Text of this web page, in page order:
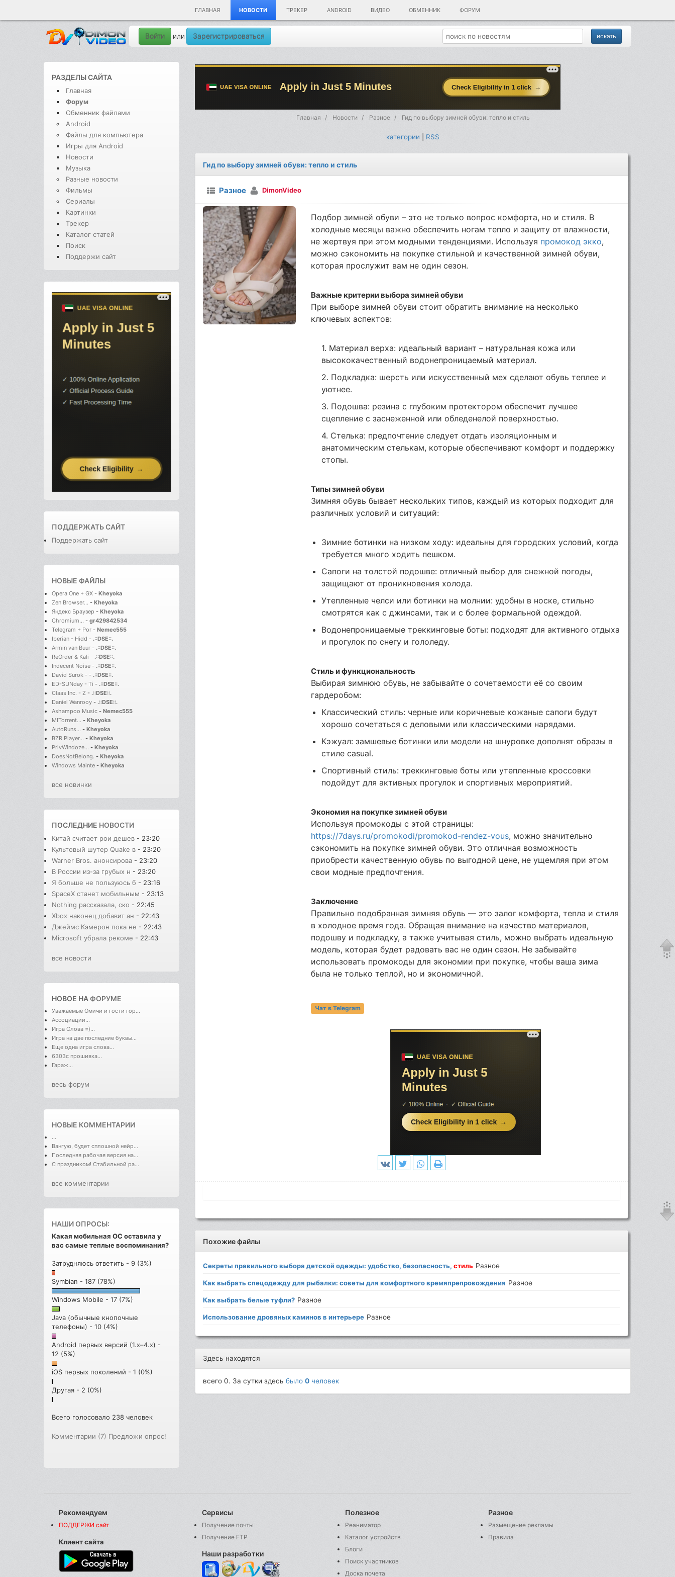
ГЛАВНАЯ НОВОСТИ ТРЕКЕР ANDROID ВИДЕО ОБМЕННИК ФОРУМ
Войти или Зарегистрироваться
РАЗДЕЛЫ САЙТА
Главная
Форум
Обменник файлами
Android
Файлы для компьютера
Игры для Android
Новости
Музыка
Разные новости
Фильмы
Сериалы
Картинки
Трекер
Каталог статей
Поиск
Поддержи сайт
ПОДДЕРЖАТЬ САЙТ
Поддержать сайт
НОВЫЕ ФАЙЛЫ
Opera One + GX - Kheyoka
Zen Browser... - Kheyoka
Яндекс Браузер - Kheyoka
Chromium... - gr429842534
Telegram + Por - Nemec555
Iberian - Hidd - .::DSE::.
Armin van Buur - .::DSE::.
ReOrder & Kali - .::DSE::.
Indecent Noise - .::DSE::.
David Surok - - .::DSE::.
ED-SUNday - Ti - .::DSE::.
Claas Inc. - Z - .::DSE::.
Daniel Wanrooy - .::DSE::.
Ashampoo Music - Nemec555
MITorrent... - Kheyoka
AutoRuns... - Kheyoka
BZR Player... - Kheyoka
PrivWindoze... - Kheyoka
DoesNotBelong. - Kheyoka
Windows Mainte - Kheyoka
все новинки
ПОСЛЕДНИЕ НОВОСТИ
Китай считает рои дешев - 23:20
Культовый шутер Quake в - 23:20
Warner Bros. анонсирова - 23:20
В России из-за грубых н - 23:20
Я больше не пользуюсь б - 23:16
SpaceX станет мобильным - 23:13
Nothing рассказала, ско - 22:45
Xbox наконец добавит ан - 22:43
Джеймс Кэмерон пока не - 22:43
Microsoft убрала рекоме - 22:43
все новости
НОВОЕ НАФОРУМЕ
Уважаемые Омичи и гости гор...
Ассоциации...
Игра Слова =)...
Игра на две последние буквы...
Еще одна игра слова...
6303с прошивка...
Гараж...
весь форум
НОВЫЕ КОММЕНТАРИИ
...
Вангую, будет сплошной нейр...
Последняя рабочая версия на...
С праздником! Стабильной ра...
все комментарии
НАШИ ОПРОСЫ:
Какая мобильная ОС оставила у
вас самые теплые воспоминания?
Затрудняюсь ответить - 9 (3%)
Symbian - 187 (78%)
Windows Mobile - 17 (7%)
Java (обычные кнопочные
телефоны) - 10 (4%)
Android первых версий (1.x–4.x) -
12 (5%)
iOS первых поколений - 1 (0%)
Другая - 2 (0%)
Всего голосовало 238 человек
Комментарии (7) Предложи опрос!
Главная Новости Разное Гид по выбору зимней обуви: тепло и стиль
категории RSS
Гид по выбору зимней обуви: тепло и стиль
Разное DimonVideo
Подбор зимней обуви – это не только вопрос комфорта, но и стиля. В
холодные месяцы важно обеспечить ногам тепло и защиту от влажности,
не жертвуя при этом модными тенденциями. Используя промокод экко,
можно сэкономить на покупке стильной и качественной зимней обуви,
которая прослужит вам не один сезон.
Важные критерии выбора зимней обуви
При выборе зимней обуви стоит обратить внимание на несколько
ключевых аспектов:
1. Материал верха: идеальный вариант – натуральная кожа или
высококачественный водонепроницаемый материал.
2. Подкладка: шерсть или искусственный мех сделают обувь теплее и
уютнее.
3. Подошва: резина с глубоким протектором обеспечит лучшее
сцепление с заснеженной или обледенелой поверхностью.
4. Стелька: предпочтение следует отдать изоляционным и
анатомическим стелькам, которые обеспечивают комфорт и поддержку
стопы.
Типы зимней обуви
Зимняя обувь бывает нескольких типов, каждый из которых подходит для
различных условий и ситуаций:
Зимние ботинки на низком ходу: идеальны для городских условий, когда
требуется много ходить пешком.
Сапоги на толстой подошве: отличный выбор для снежной погоды,
защищают от проникновения холода.
Утепленные челси или ботинки на молнии: удобны в носке, стильно
смотрятся как с джинсами, так и с более формальной одеждой.
Водонепроницаемые треккинговые боты: подходят для активного отдыха
и прогулок по снегу и гололеду.
Стиль и функциональность
Выбирая зимнюю обувь, не забывайте о сочетаемости её со своим
гардеробом:
Классический стиль: черные или коричневые кожаные сапоги будут
хорошо сочетаться с деловыми или классическими нарядами.
Кэжуал: замшевые ботинки или модели на шнуровке дополнят образы в
стиле casual.
Спортивный стиль: треккинговые боты или утепленные кроссовки
подойдут для активных прогулок и спортивных мероприятий.
Экономия на покупке зимней обуви
Используя промокоды с этой страницы:
https://7days.ru/promokodi/promokod-rendez-vous, можно значительно
сэкономить на покупке зимней обуви. Это отличная возможность
приобрести качественную обувь по выгодной цене, не ущемляя при этом
свои модные предпочтения.
Заключение
Правильно подобранная зимняя обувь — это залог комфорта, тепла и стиля
в холодное время года. Обращая внимание на качество материалов,
подошву и подкладку, а также учитывая стиль, можно выбрать идеальную
модель, которая будет радовать вас не один сезон. Не забывайте
использовать промокоды для экономии при покупке, чтобы ваша зима
была не только теплой, но и экономичной.
Чат в Telegram
Похожие файлы
Секреты правильного выбора детской одежды: удобство, безопасность,стиль Разное
Как выбрать спецодежду для рыбалки: советы для комфортного времяпрепровождения Разное
Как выбрать белые туфли? Разное
Использование дровяных каминов в интерьере Разное
Здесь находятся
всего 0. За сутки здесьбыло0 человек
Рекомендуем
ПОДДЕРЖИ сайт
Клиент сайта
Сервисы
Получение почты
Получение FTP
Наши разработки
Полезное
Реаниматор
Каталог устройств
Блоги
Поиск участников
Доска почета
Разное
Размещение рекламы
Правила